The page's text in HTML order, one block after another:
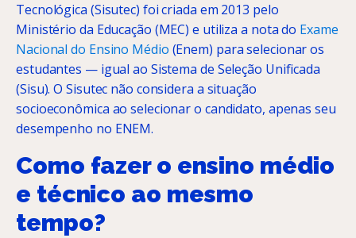
Tecnológica (Sisutec) foi criada em 2013 pelo
Ministério da Educação (MEC) e utiliza a nota do Exame
Nacional do Ensino Médio (Enem) para selecionar os
estudantes — igual ao Sistema de Seleção Unificada
(Sisu). O Sisutec não considera a situação
socioeconômica ao selecionar o candidato, apenas seu
desempenho no ENEM.
Como fazer o ensino médio
e técnico ao mesmo
tempo?